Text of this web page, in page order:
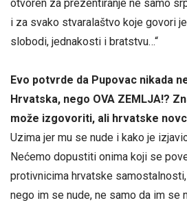
otvoren za prezentiranje ne samo
i za svako stvaralaštvo koje govori
slobodi, jednakosti i bratstvu…“
Evo potvrde da Pupovac nikada
Hrvatska, nego OVA ZEMLJA!?
može izgovoriti, ali hrvatske
Uzima jer mu se nude i kako je
Nećemo dopustiti onima koji se
protivnicima hrvatske
nego im se nude, ne samo da im se